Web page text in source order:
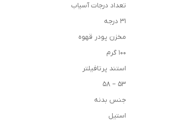
تعداد درجات آسیاب
31 درجه
مخزن پودر قهوه
۱۰۰ گرم
استند پرتافیلتر
۵۳ – ۵۸
جنس بدنه
استیل